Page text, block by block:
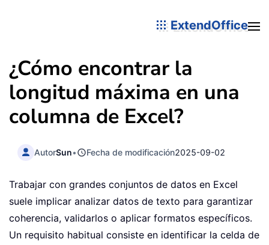
ExtendOffice
¿Cómo encontrar la
longitud máxima en una
columna de Excel?
AutorSun• Fecha de modificación2025-09-02
Trabajar con grandes conjuntos de datos en Excel
suele implicar analizar datos de texto para garantizar
coherencia, validarlos o aplicar formatos específicos.
Un requisito habitual consiste en identificar la celda de